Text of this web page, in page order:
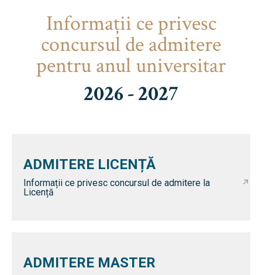
Informaţii ce privesc
concursul de admitere
pentru anul universitar
2026 - 2027
ADMITERE LICENȚĂ
Informații ce privesc concursul de admitere la
Licență
ADMITERE MASTER